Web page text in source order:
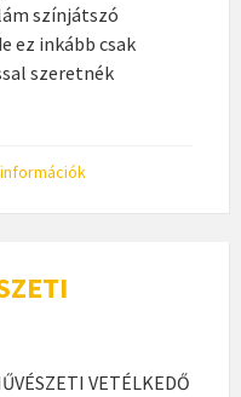
színjátszó
ez inkább csak
szeretnék
VETÉLKEDŐ